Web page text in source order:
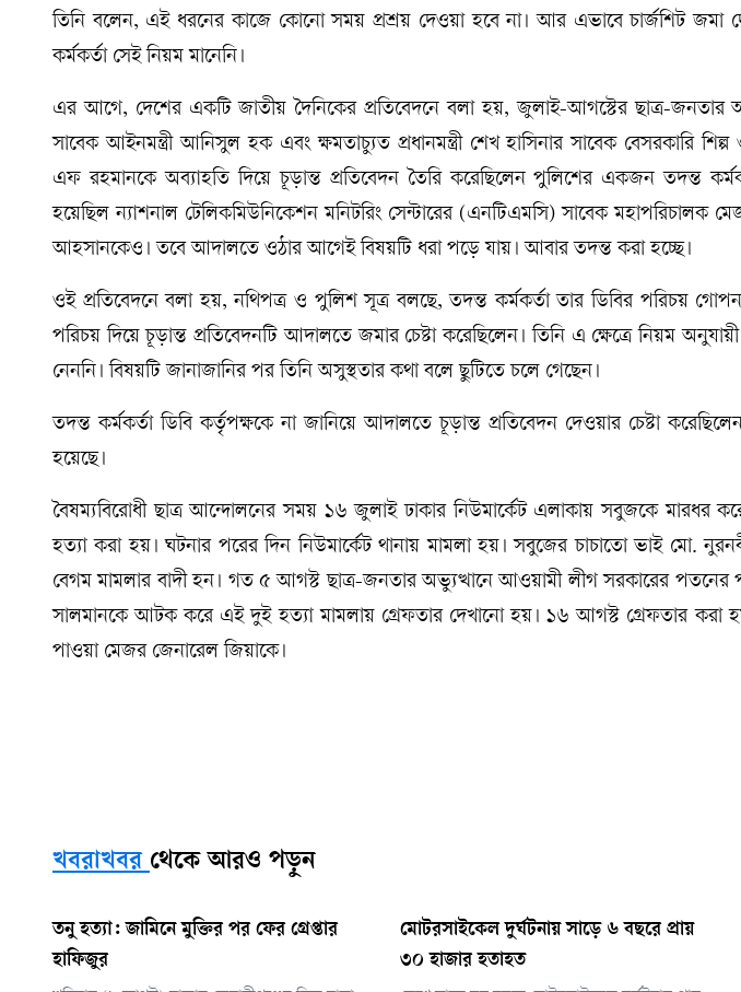
তিনি বলেন, এই ধরনের কাজে কোনো সময় প্রশ্রয় দেওয়া হবে না। আর এভাবে চার্জশিট জমা
কর্মকর্তা সেই নিয়ম মানেনি।
এর আগে, দেশের একটি জাতীয় দৈনিকের প্রতিবেদনে বলা হয়, জুলাই-আগস্টের ছাত্র-জনতার
সাবেক আইনমন্ত্রী আনিসুল হক এবং ক্ষমতাচ্যুত প্রধানমন্ত্রী শেখ হাসিনার সাবেক বেসরকারি
এফ রহমানকে অব্যাহতি দিয়ে চূড়ান্ত প্রতিবেদন তৈরি করেছিলেন পুলিশের একজন তদন্ত
হয়েছিল ন্যাশনাল টেলিকমিউনিকেশন মনিটরিং সেন্টারের (এনটিএমসি) সাবেক মহাপরিচালক
আহসানকেও। তবে আদালতে ওঠার আগেই বিষয়টি ধরা পড়ে যায়। আবার তদন্ত করা হচ্ছে।
ওই প্রতিবেদনে বলা হয়, নথিপত্র ও পুলিশ সূত্র বলছে, তদন্ত কর্মকর্তা তার ডিবির পরিচয় গোপন
পরিচয় দিয়ে চূড়ান্ত প্রতিবেদনটি আদালতে জমার চেষ্টা করেছিলেন। তিনি এ ক্ষেত্রে নিয়ম
নেননি। বিষয়টি জানাজানির পর তিনি অসুস্থতার কথা বলে ছুটিতে চলে গেছেন।
তদন্ত কর্মকর্তা ডিবি কর্তৃপক্ষকে না জানিয়ে আদালতে চূড়ান্ত প্রতিবেদন দেওয়ার চেষ্টা
হয়েছে।
বৈষম্যবিরোধী ছাত্র আন্দোলনের সময় ১৬ জুলাই ঢাকার নিউমার্কেট এলাকায় সবুজকে মারধর
হত্যা করা হয়। ঘটনার পরের দিন নিউমার্কেট থানায় মামলা হয়। সবুজের চাচাতো ভাই মো.
বেগম মামলার বাদী হন। গত ৫ আগস্ট ছাত্র-জনতার অভ্যুত্থানে আওয়ামী লীগ সরকারের
সালমানকে আটক করে এই দুই হত্যা মামলায় গ্রেফতার দেখানো হয়। ১৬ আগস্ট গ্রেফতার করা হয়
পাওয়া মেজর জেনারেল জিয়াকে।
খবরাখবর থেকে আরও পড়ুন
তনু হত্যা: জামিনে মুক্তির পর ফের গ্রেপ্তার
হাফিজুর
মোটরসাইকেল দুর্ঘটনায় সাড়ে ৬ বছরে প্রায়
৩০ হাজার হতাহত